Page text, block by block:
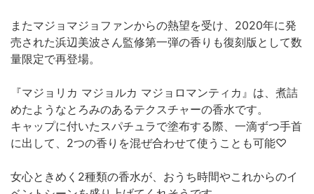
またマジョマジョファンからの熱望を受け、2020年に発
売された浜辺美波さん監修第一弾の香りも復刻版として数
量限定で再登場。
『マジョリカ マジョルカ マジョロマンティカ』は、煮詰
めたようなとろみのあるテクスチャーの香水です。
キャップに付いたスパチュラで塗布する際、一滴ずつ手首
に出して、2つの香りを混ぜ合わせて使うことも可能♡
女心ときめく2種類の香水が、おうち時間やこれからのイ